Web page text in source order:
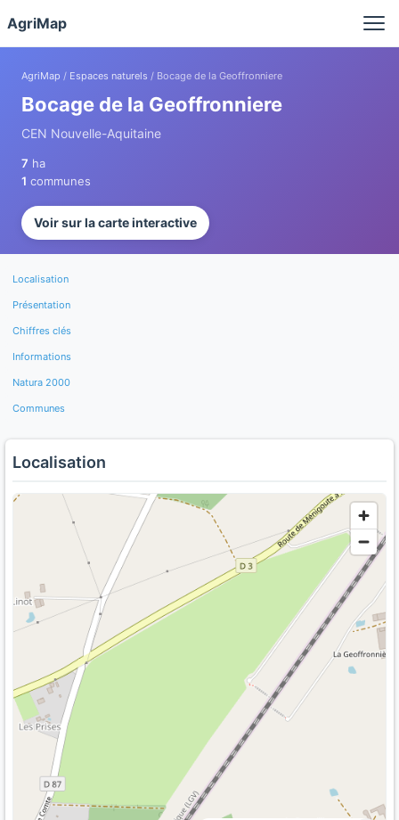
AgriMap
AgriMap / Espaces naturels / Bocage de la Geoffronniere
Bocage de la Geoffronniere
CEN Nouvelle-Aquitaine
7 ha
1 communes
Voir sur la carte interactive
Localisation
Présentation
Chiffres clés
Informations
Natura 2000
Communes
Localisation